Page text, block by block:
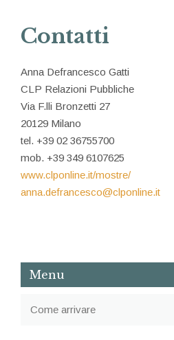
Contatti
Anna Defrancesco Gatti
CLP Relazioni Pubbliche
Via F.lli Bronzetti 27
20129 Milano
tel. +39 02 36755700
mob. +39 349 6107625
www.clponline.it/mostre/
anna.defrancesco@clponline.it
Menu
Come arrivare